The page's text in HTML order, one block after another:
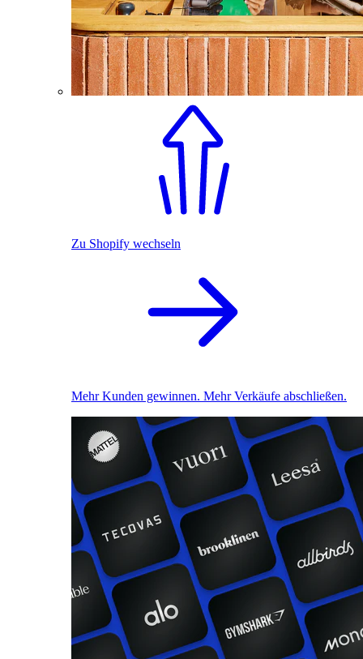
Zu Shopify wechseln
Mehr Kunden gewinnen. Mehr Verkäufe abschließen.